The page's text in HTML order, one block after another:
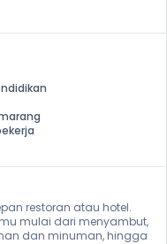
restoran atau hotel.
mulai dari menyambut,
dan minuman, hingga